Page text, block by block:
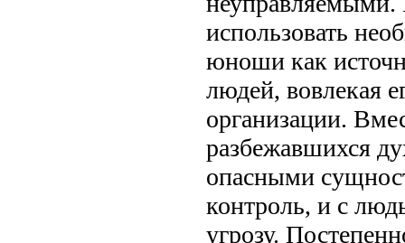
использовать
юноши как
людей, вовлекая
организации.
разбежавшихся
опасными
контроль, и с
угрозу.